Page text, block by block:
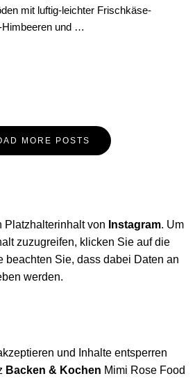
mit luftig-leichter Frischkäse-
Himbeeren und …
MORE POSTS
Platzhalterinhalt von Instagram. Um
zuzugreifen, klicken Sie auf die
beachten Sie, dass dabei Daten an
werden.
und Inhalte entsperren
Backen & Kochen Mimi Rose Food